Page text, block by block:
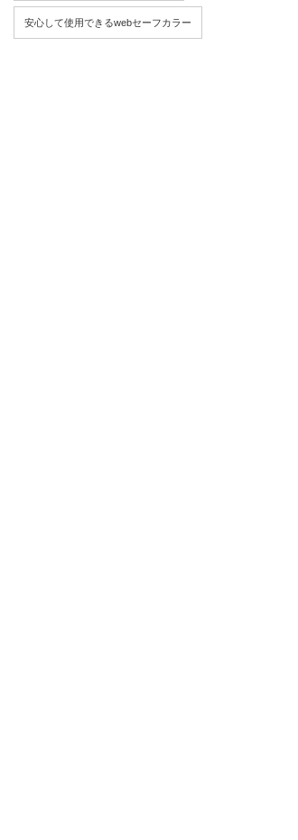
安心して使用できるwebセーフカラー